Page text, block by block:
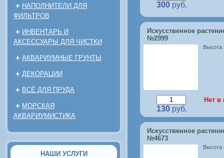
+ НАПОЛНИТЕЛИ ДЛЯ
ФИЛЬТРОВ
+ ИНВЕНТАРЬ И
АКСЕССУАРЫ ДЛЯ ЧИСТКИ
+ АКВАРИУМНЫЕ ГРУНТЫ
+ ДЕКОРАЦИИ
+ ВСЁ ДЛЯ ПРУДА
+ МОРСКАЯ
АКВАРИУМИСТИКА
НАШИ УСЛУГИ
300руб.
Искусственное
№2999
130руб.
Нет в
Искусственное
№4673